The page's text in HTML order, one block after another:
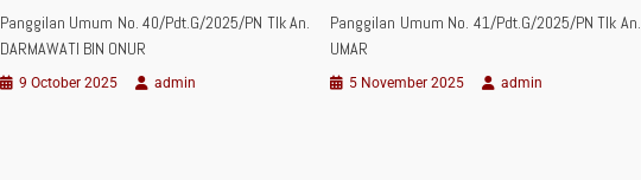
Panggilan Umum No. 40/Pdt.G/2025/PN Tlk An.
DARMAWATI BIN ONUR
9 October 2025 admin
Panggilan Umum No. 41/Pdt.G/2025/PN Tlk An.
UMAR
5 November 2025 admin